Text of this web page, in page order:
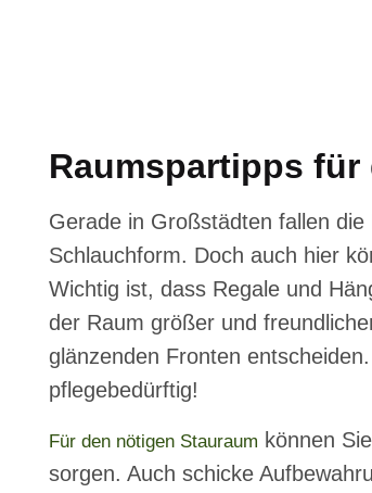
Raumspartipps für
Gerade in Großstädten fallen
Schlauchform. Doch auch hier
Wichtig ist, dass Regale und
der Raum größer und
glänzenden Fronten
pflegebedürftig!
Für den nötigen Stauraum können
sorgen. Auch schicke